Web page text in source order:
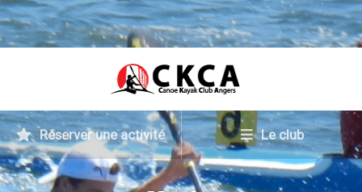
Réserver une activité Le club